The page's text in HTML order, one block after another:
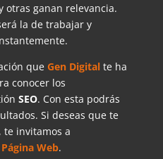
otras ganan relevancia.
la de trabajar y
que Gen Digital te ha
conocer los
SEO. Con esta podrás
Si deseas que te
te invitamos a
Página Web.